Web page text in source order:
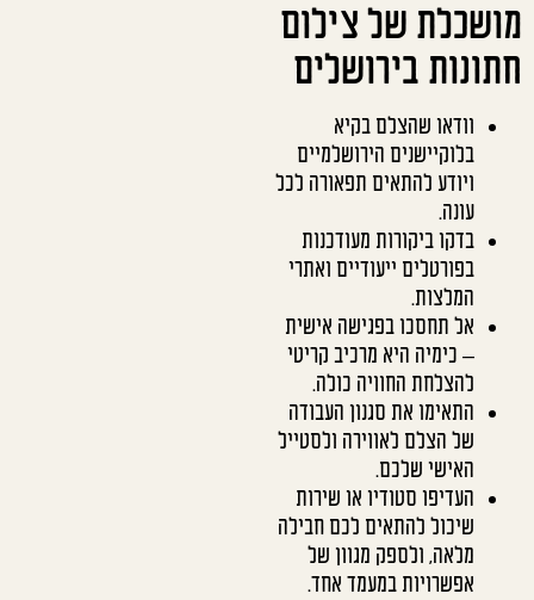
מושכלת של צילום
חתונות בירושלים
וודאו שהצלם בקיא
בלוקיישנים הירושלמיים
ויודע להתאים תפאורה לכל
עונה.
בדקו ביקורות מעודכנות
בפורטלים ייעודיים ואתרי
המלצות.
אל תחסכו בפגישה אישית
– כימיה היא מרכיב קריטי
להצלחת החוויה כולה.
התאימו את סגנון העבודה
של הצלם לאווירה ולסטייל
האישי שלכם.
העדיפו סטודיו או שירות
שיכול להתאים לכם חבילה
מלאה, ולספק מגוון של
אפשרויות במעמד אחד.